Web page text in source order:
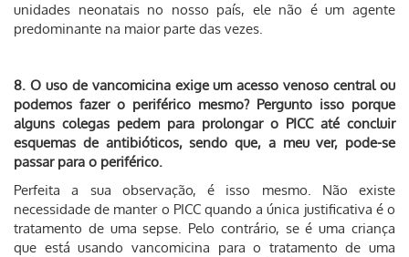
unidades neonatais no nosso país, ele não é um agente
predominante na maior parte das vezes.
8. O uso de vancomicina exige um acesso venoso central ou
podemos fazer o periférico mesmo? Pergunto isso porque
alguns colegas pedem para prolongar o PICC até concluir
esquemas de antibióticos, sendo que, a meu ver, pode-se
passar para o periférico.
Perfeita a sua observação, é isso mesmo. Não existe
necessidade de manter o PICC quando a única justificativa é o
tratamento de uma sepse. Pelo contrário, se é uma criança
que está usando vancomicina para o tratamento de uma